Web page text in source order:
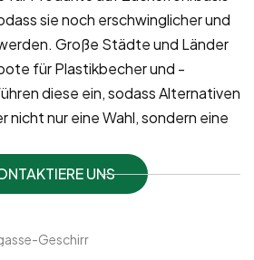
sie noch erschwinglicher und
Große Städte und Länder
für Plastikbecher und -
diese ein, sodass Alternativen
nicht nur eine Wahl, sondern eine
UNS
Geschirr